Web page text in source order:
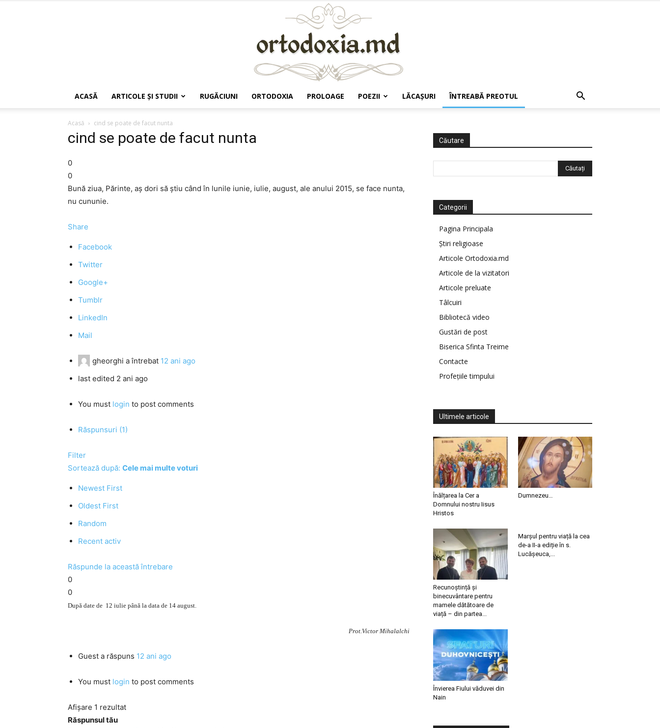
ACASĂ ARTICOLE ŞI STUDII RUGĂCIUNI ORTODOXIA PROLOAGE POEZII LĂCAŞURI ÎNTREABĂ PREOTUL
Acasă cind se poate de facut nunta
cind se poate de facut nunta
0
0
Bună ziua, Părinte, aş dori să ştiu când în lunile iunie, iulie, august, ale anului 2015, se face nunta,
nu cununie.
Share
Facebook
Twitter
Google+
Tumblr
LinkedIn
Mail
gheorghi a întrebat 12 ani ago
last edited 2 ani ago
You must login to post comments
Răspunsuri (1)
Filter
Sortează după: Cele mai multe voturi
Newest First
Oldest First
Random
Recent activ
Răspunde la această întrebare
0
0
După date de 12 iulie până la data de 14 august.
Prot.Victor Mihalalchi
Guest a răspuns 12 ani ago
You must login to post comments
Afișare 1 rezultat
Răspunsul tău
Căutare
Categorii
Pagina Principala
Știri religioase
Articole Ortodoxia.md
Articole de la vizitatori
Articole preluate
Tâlcuiri
Bibliotecă video
Gustări de post
Biserica Sfinta Treime
Contacte
Profețiile timpului
Ultimele articole
Înălțarea la Cer a
Domnului nostru Iisus
Hristos
Dumnezeu…
Recunoștință și
binecuvântare pentru
mamele dătătoare de
viață – din partea...
Marșul pentru viață la cea
de-a II-a ediție în s.
Lucășeuca,...
Învierea Fiului văduvei din
Nain